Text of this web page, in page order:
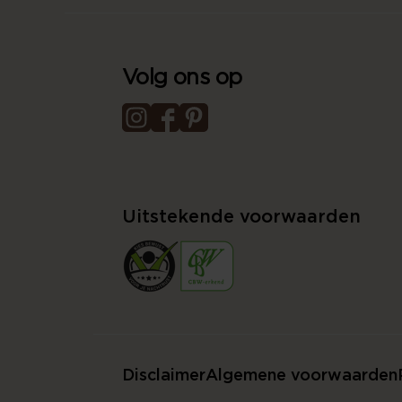
Volg ons op
Uitstekende voorwaarden
DisclaimerAlgemene voorwaarden